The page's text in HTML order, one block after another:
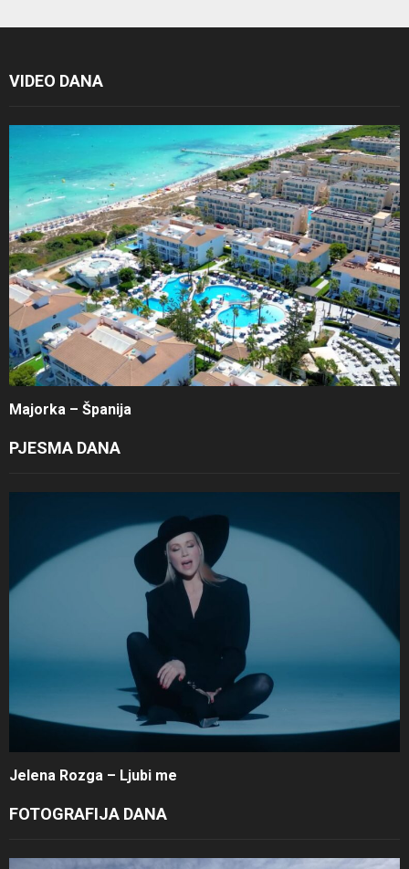
VIDEO DANA
Majorka – Španija
PJESMA DANA
Jelena Rozga – Ljubi me
FOTOGRAFIJA DANA